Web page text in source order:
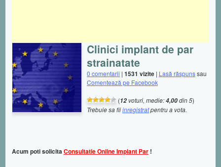
Clinici implant de par
strainatate
0 comentarii | 1531 vizite | Lasă răspunssau
Comentează pe Facebook
(12 voturi, medie:4,00din 5)
Trebuie sa fiiinregistratpentru a vota.
Acum poti solicitaConsultatie Online Implant Par !